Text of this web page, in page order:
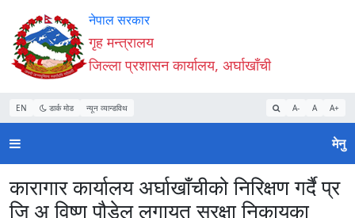
Accessibility
Mode
सुरु
गर्नुहोस्
सामाग्री
पढ्नुहाेस्
नेभिगेसन
पढ्नुहाेस्
वेबसाइट
खोजमा
जानुहोस्
नेपाल सरकार
गृह मन्त्रालय
जिल्ला प्रशासन कार्यालय, अर्घाखाँची
EN डार्क मोड न्यून व्यान्डविथ A- A A+
मेनु
कारागार कार्यालय अर्घाखाँचीको निरिक्षण गर्दै प्र
जि अ विष्णु पौडेल लगायत सुरक्षा निकायका